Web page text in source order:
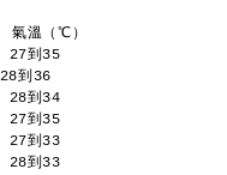
氣溫（℃）
27到35
28到36
28到34
27到35
27到33
28到33